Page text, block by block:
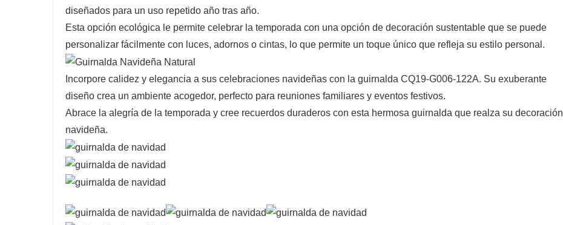
diseñados para un uso repetido año tras año.
Esta opción ecológica le permite celebrar la temporada con una opción de decoración sustentable que se puede
personalizar fácilmente con luces, adornos o cintas, lo que permite un toque único que refleja su estilo personal.
Incorpore calidez y elegancia a sus celebraciones navideñas con la guirnalda CQ19-G006-122A. Su exuberante
diseño crea un ambiente acogedor, perfecto para reuniones familiares y eventos festivos.
Abrace la alegría de la temporada y cree recuerdos duraderos con esta hermosa guirnalda que realza su decoración
navideña.